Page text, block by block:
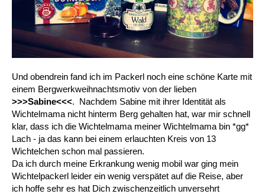
Und obendrein fand ich im Packerl noch eine schöne Karte mit
einem Bergwerkweihnachtsmotiv von der lieben
>>>Sabine<<<. Nachdem Sabine mit ihrer Identität als
Wichtelmama nicht hinterm Berg gehalten hat, war mir schnell
klar, dass ich die Wichtelmama meiner Wichtelmama bin *gg*
Lach - ja das kann bei einem erlauchten Kreis von 13
Wichtelchen schon mal passieren.
Da ich durch meine Erkrankung wenig mobil war ging mein
Wichtelpackerl leider ein wenig verspätet auf die Reise, aber
ich hoffe sehr es hat Dich zwischenzeitlich unversehrt